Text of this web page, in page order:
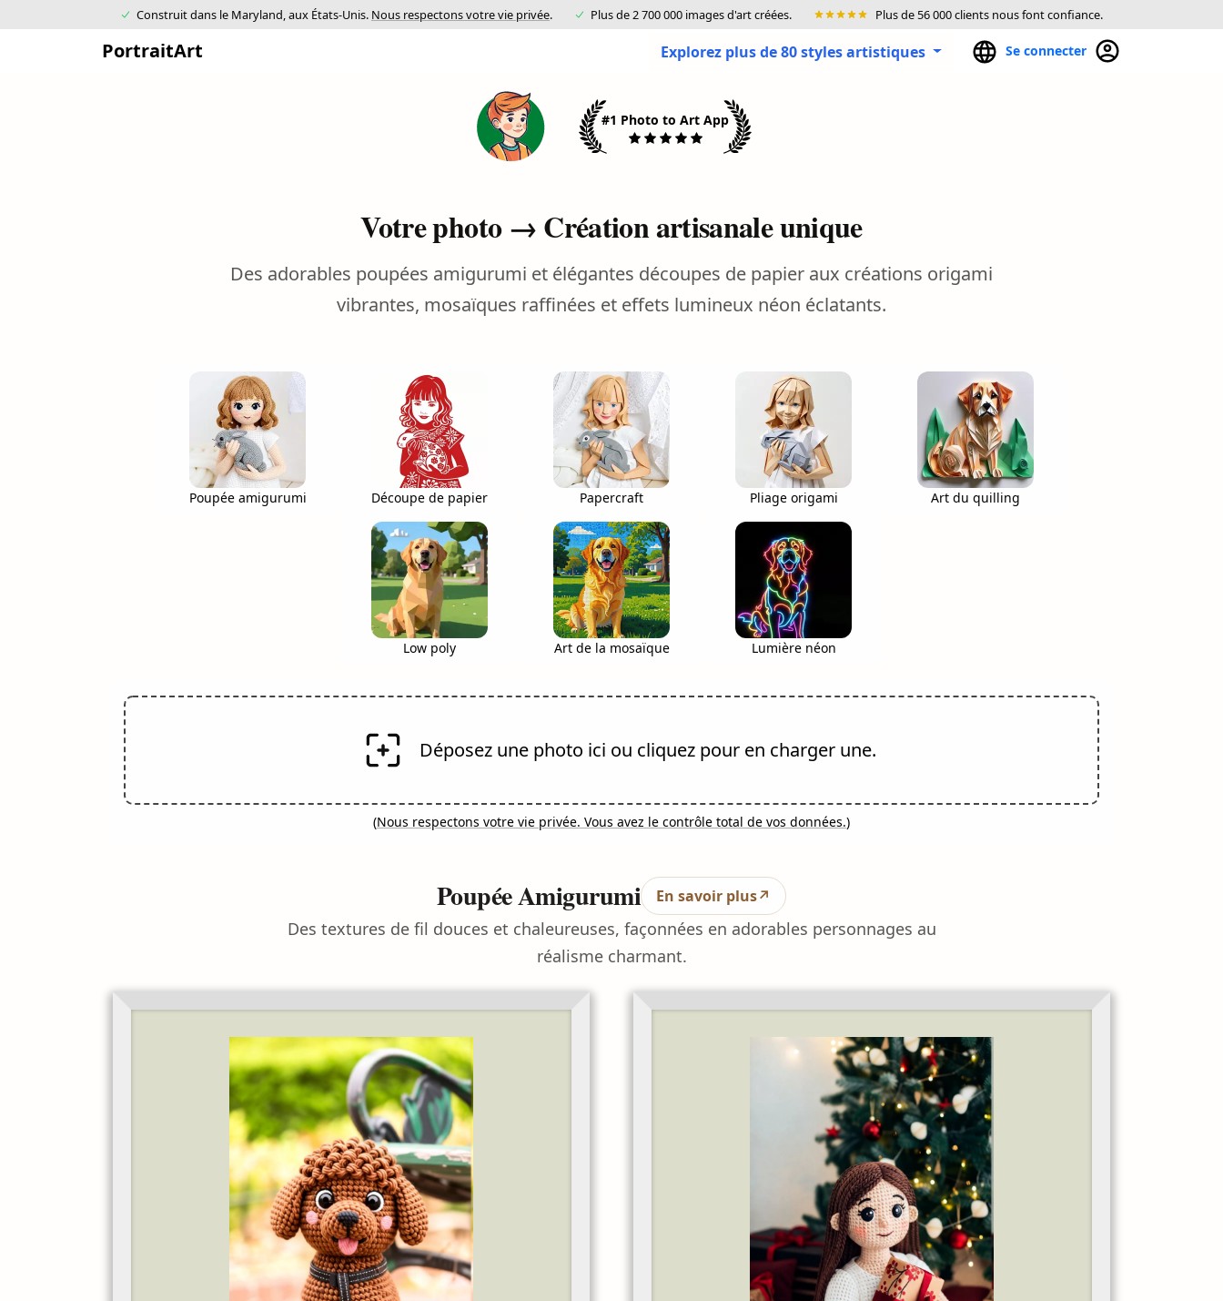
Construit dans le Maryland, aux États-Unis. Nous respectons votre vie privée. Plus de 2 700 000 images d'art créées. Plus de 56 000 clients nous font confiance.
PortraitArt Se connecter
Explorez plus de 80 styles artistiques
#1 Photo to Art App
Votre photo → Création artisanale unique
Des adorables poupées amigurumi et élégantes découpes de papier aux créations origami
vibrantes, mosaïques raffinées et effets lumineux néon éclatants.
Poupée amigurumi Découpe de papier Papercraft Pliage origami Art du quilling
Low poly Art de la mosaïque Lumière néon
Déposez une photo ici ou cliquez pour en charger une.
(Nous respectons votre vie privée. Vous avez le contrôle total de vos données.)
Poupée Amigurumi En savoir plus↗
Des textures de fil douces et chaleureuses, façonnées en adorables personnages au
réalisme charmant.